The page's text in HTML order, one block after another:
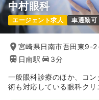
中村眼科
エージェント求人 車通勤可
宮崎県日南市吾田東9-
日南駅
3分
一般眼科診療のほか、コ
術も対応している眼科クリ